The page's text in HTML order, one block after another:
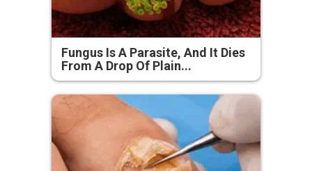
Fungus Is A Parasite, And It Dies
From A Drop Of Plain...